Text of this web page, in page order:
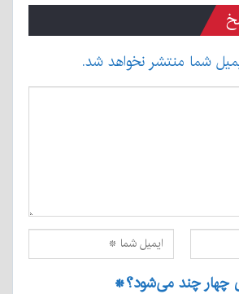
شما منتشر نخواهد شد.
چند می‌شود؟*